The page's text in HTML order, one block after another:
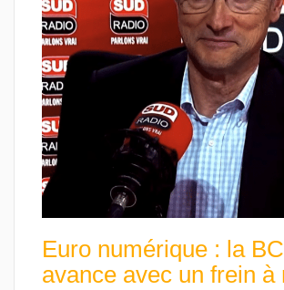
Euro numérique : la
avance avec un frein à